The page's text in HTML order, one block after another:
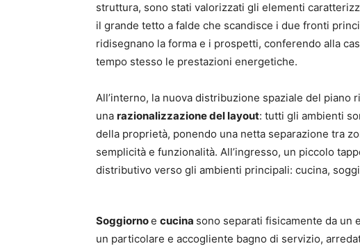
struttura, sono stati valorizzati gli elementi
il grande tetto a falde che scandisce i due fronti
ridisegnano la forma e i prospetti, conferendo alla
tempo stesso le prestazioni energetiche.
All’interno, la nuova distribuzione spaziale del piano
una razionalizzazione del layout: tutti gli ambienti
della proprietà, ponendo una netta separazione tra
semplicità e funzionalità. All’ingresso, un piccolo
distributivo verso gli ambienti principali: cucina,
Soggiornoe cucina sono separati fisicamente da un
un particolare e accogliente bagno di servizio,